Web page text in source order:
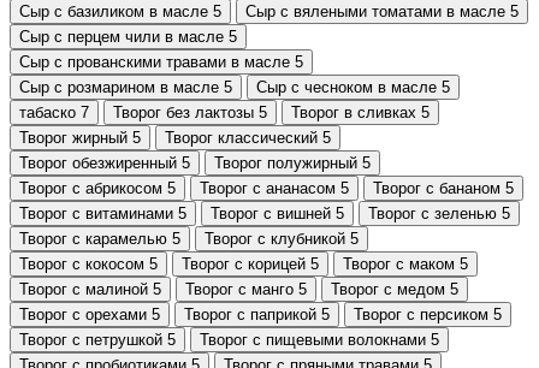
Сыр с базиликом в масле 5 Сыр с вялеными томатами в масле 5
Сыр с перцем чили в масле 5
Сыр с прованскими травами в масле 5
Сыр с розмарином в масле 5 Сыр с чесноком в масле 5
табаско 7 Творог без лактозы 5 Творог в сливках 5
Творог жирный 5 Творог классический 5
Творог обезжиренный 5 Творог полужирный 5
Творог с абрикосом 5 Творог с ананасом 5 Творог с бананом 5
Творог с витаминами 5 Творог с вишней 5 Творог с зеленью 5
Творог с карамелью 5 Творог с клубникой 5
Творог с кокосом 5 Творог с корицей 5 Творог с маком 5
Творог с малиной 5 Творог с манго 5 Творог с медом 5
Творог с орехами 5 Творог с паприкой 5 Творог с персиком 5
Творог с петрушкой 5 Творог с пищевыми волокнами 5